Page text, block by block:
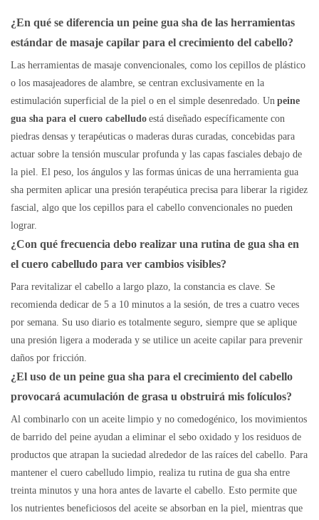
¿En qué se diferencia un peine gua sha de las herramientas
estándar de masaje capilar para el crecimiento del cabello?
Las herramientas de masaje convencionales, como los cepillos de plástico
o los masajeadores de alambre, se centran exclusivamente en la
estimulación superficial de la piel o en el simple desenredado. Un peine
gua sha para el cuero cabelludo está diseñado específicamente con
piedras densas y terapéuticas o maderas duras curadas, concebidas para
actuar sobre la tensión muscular profunda y las capas fasciales debajo de
la piel. El peso, los ángulos y las formas únicas de una herramienta gua
sha permiten aplicar una presión terapéutica precisa para liberar la rigidez
fascial, algo que los cepillos para el cabello convencionales no pueden
lograr.
¿Con qué frecuencia debo realizar una rutina de gua sha en
el cuero cabelludo para ver cambios visibles?
Para revitalizar el cabello a largo plazo, la constancia es clave. Se
recomienda dedicar de 5 a 10 minutos a la sesión, de tres a cuatro veces
por semana. Su uso diario es totalmente seguro, siempre que se aplique
una presión ligera a moderada y se utilice un aceite capilar para prevenir
daños por fricción.
¿El uso de un peine gua sha para el crecimiento del cabello
provocará acumulación de grasa u obstruirá mis folículos?
Al combinarlo con un aceite limpio y no comedogénico, los movimientos
de barrido del peine ayudan a eliminar el sebo oxidado y los residuos de
productos que atrapan la suciedad alrededor de las raíces del cabello. Para
mantener el cuero cabelludo limpio, realiza tu rutina de gua sha entre
treinta minutos y una hora antes de lavarte el cabello. Esto permite que
los nutrientes beneficiosos del aceite se absorban en la piel, mientras que